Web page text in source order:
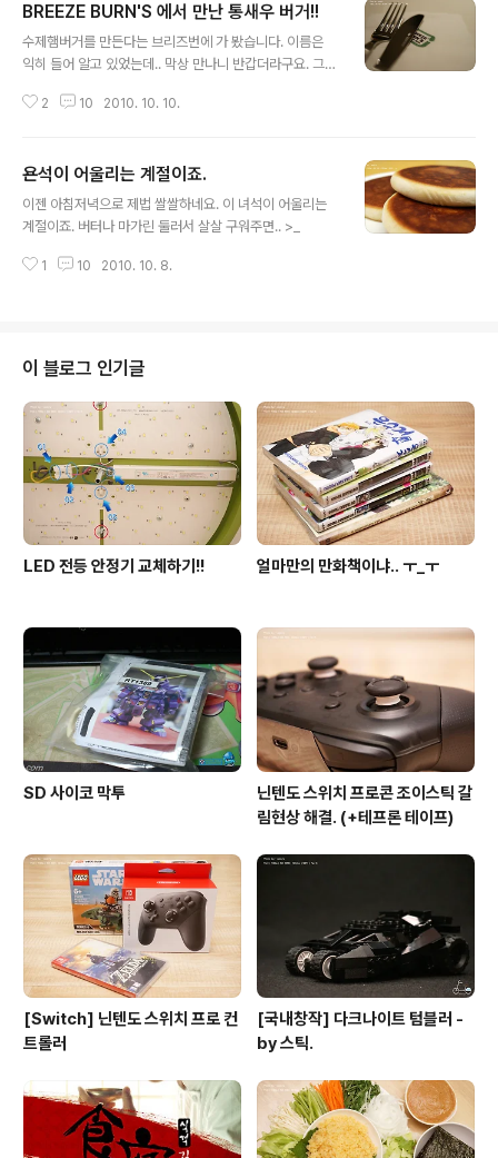
BREEZE BURN'S 에서 만난 통새우 버거!!
수제햄버거를 만든다는 브리즈번에 가 봤습니다. 이름은
익히 들어 알고 있었는데.. 막상 만나니 반갑더라구요. 그래
오는건 좀 실망이네요. 당연히 리필도 없을 것이고.. ㅠ_ㅠ
제버거집들과 비슷하게, 나이프로 썰어 먹도록 되어 있습
니다. 아니, 브리즈번 햄버거는.. 들고 먹기 거의 불가능하
다 말하고 싶네요.. =ㅂ=; 신선한 충격이자 반전이었던.. 통
올 줄 알았더니.. 칵테일새우라고 하나요? 저 녀석들이 득
2 10 2010. 10. 10.
욘석이 어울리는 계절이죠.
이젠 아침저녁으로 제법 쌀쌀하네요. 이 녀석이 어울리는
계절이죠. 버터나 마가린 둘러서 살살 구워주면.. >_
1 10 2010. 10. 8.
이 블로그 인기글
LED 전등 안정기 교체하기!! 얼마만의 만화책이냐.. ㅜ_ㅜ
SD 사이코 막투
닌텐도 스위치 프로콘 조이스틱 갈
림현상 해결. (+테프론 테이프)
[Switch] 닌텐도 스위치 프로 컨
트롤러
[국내창작] 다크나이트 텀블러 -
by 스틱.